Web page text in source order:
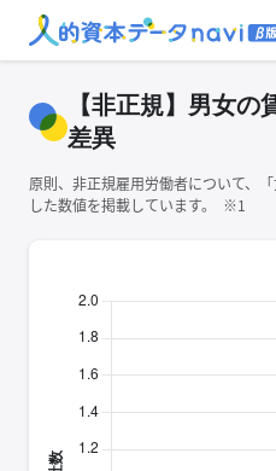
【非正規】男女の
差異
原則、非正規雇用労働者について、
した数値を掲載しています。 ※1